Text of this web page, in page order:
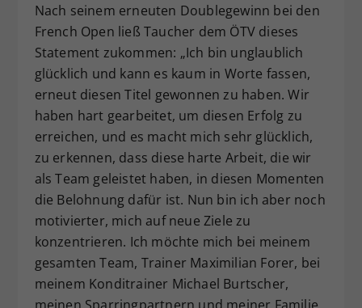
Nach seinem erneuten Doublegewinn bei den
French Open ließ Taucher dem ÖTV dieses
Statement zukommen: „Ich bin unglaublich
glücklich und kann es kaum in Worte fassen,
erneut diesen Titel gewonnen zu haben. Wir
haben hart gearbeitet, um diesen Erfolg zu
erreichen, und es macht mich sehr glücklich,
zu erkennen, dass diese harte Arbeit, die wir
als Team geleistet haben, in diesen Momenten
die Belohnung dafür ist. Nun bin ich aber noch
motivierter, mich auf neue Ziele zu
konzentrieren. Ich möchte mich bei meinem
gesamten Team, Trainer Maximilian Forer, bei
meinem Konditrainer Michael Burtscher,